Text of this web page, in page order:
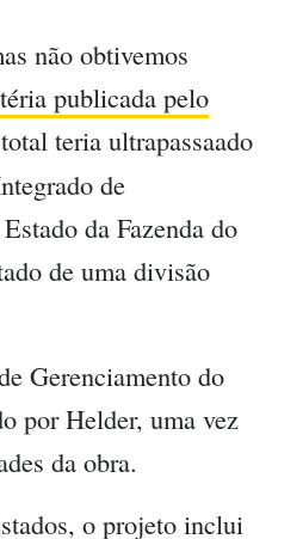
não obtivemos
publicada pelo
teria ultrapassaado
de
da Fazenda do
de uma divisão
Gerenciamento do
por Helder, uma vez
da obra.
o projeto inclui